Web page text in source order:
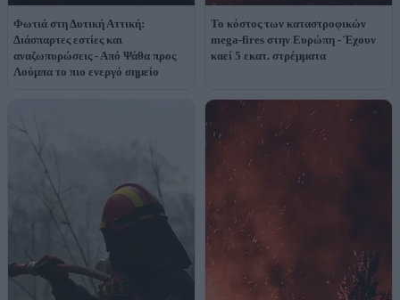
Φωτιά στη Δυτική Αττική:
Διάσπαρτες εστίες και
αναζωπυρώσεις - Από Ψάθα προς
Λούμπα το πιο ενεργό σημείο
Το κόστος των καταστροφικών
mega-fires στην Ευρώπη - Έχουν
καεί 5 εκατ. στρέμματα